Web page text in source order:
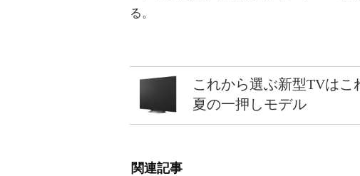
る。
これから選ぶ新型TVはこ
夏の一押しモデル
関連記事